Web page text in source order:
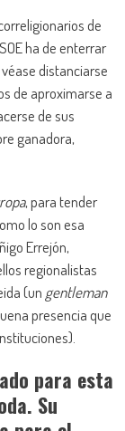
de
ha de enterrar
distanciarse
de aproximarse a
de sus
ganadora,
, para tender
lo son esa
Errejón,
regionalistas
(un gentleman
presencia que
para esta
Su